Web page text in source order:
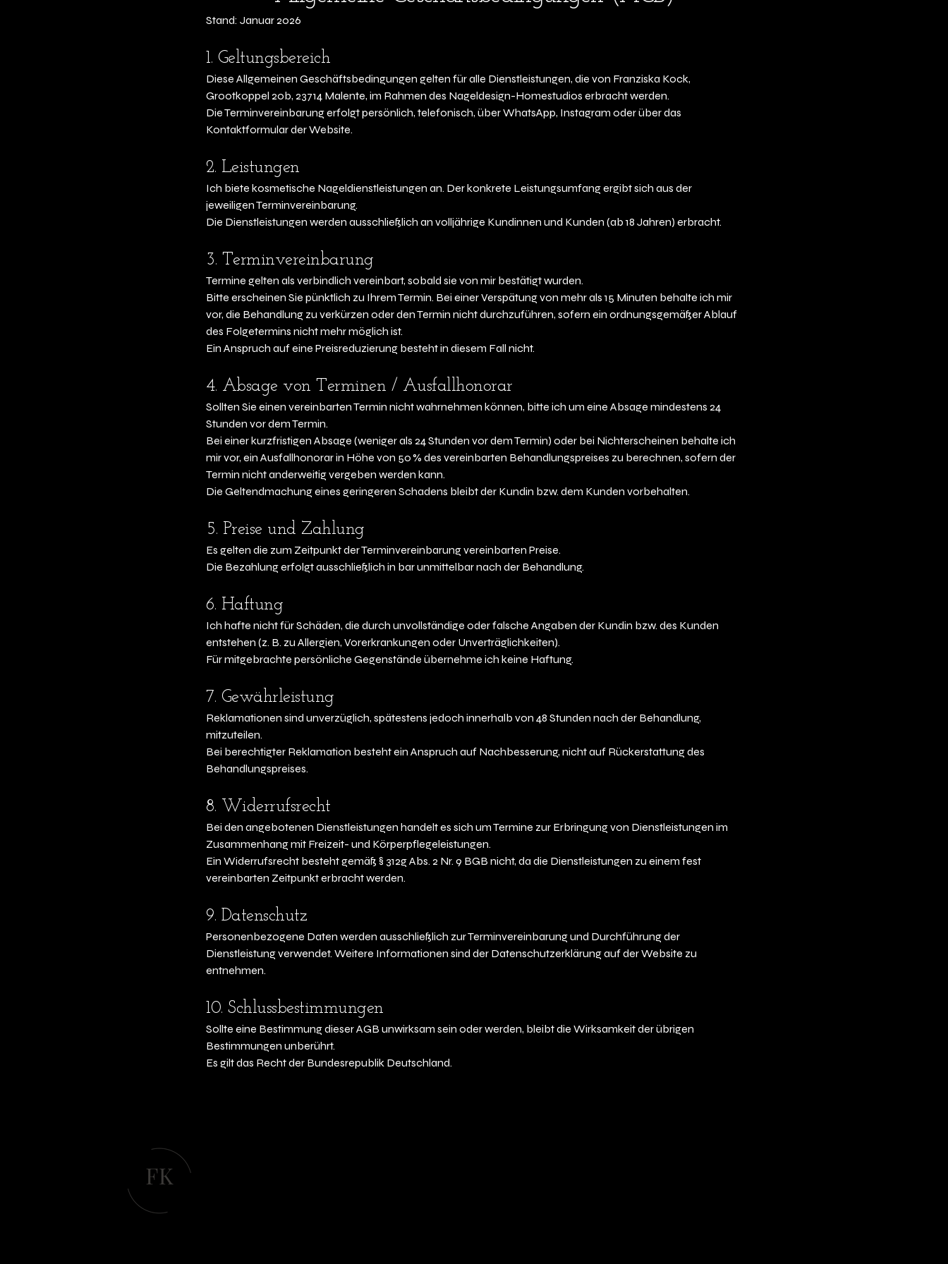
Stand: Januar 2026
1. Geltungsbereich
Diese Allgemeinen Geschäftsbedingungen gelten für alle Dienstleistungen, die von Franziska Kock,
Grootkoppel 20b, 23714 Malente, im Rahmen des Nageldesign-Homestudios erbracht werden.
Die Terminvereinbarung erfolgt persönlich, telefonisch, über WhatsApp, Instagram oder über das
Kontaktformular der Website.
2. Leistungen
Ich biete kosmetische Nageldienstleistungen an. Der konkrete Leistungsumfang ergibt sich aus der
jeweiligen Terminvereinbarung.
Die Dienstleistungen werden ausschließlich an volljährige Kundinnen und Kunden (ab 18 Jahren) erbracht.
3. Terminvereinbarung
Termine gelten als verbindlich vereinbart, sobald sie von mir bestätigt wurden.
Bitte erscheinen Sie pünktlich zu Ihrem Termin. Bei einer Verspätung von mehr als 15 Minuten behalte ich mir
vor, die Behandlung zu verkürzen oder den Termin nicht durchzuführen, sofern ein ordnungsgemäßer Ablauf
des Folgetermins nicht mehr möglich ist.
Ein Anspruch auf eine Preisreduzierung besteht in diesem Fall nicht.
4. Absage von Terminen / Ausfallhonorar
Sollten Sie einen vereinbarten Termin nicht wahrnehmen können, bitte ich um eine Absage mindestens 24
Stunden vor dem Termin.
Bei einer kurzfristigen Absage (weniger als 24 Stunden vor dem Termin) oder bei Nichterscheinen behalte ich
mir vor, ein Ausfallhonorar in Höhe von 50 % des vereinbarten Behandlungspreises zu berechnen, sofern der
Termin nicht anderweitig vergeben werden kann.
Die Geltendmachung eines geringeren Schadens bleibt der Kundin bzw. dem Kunden vorbehalten.
5. Preise und Zahlung
Es gelten die zum Zeitpunkt der Terminvereinbarung vereinbarten Preise.
Die Bezahlung erfolgt ausschließlich in bar unmittelbar nach der Behandlung.
6. Haftung
Ich hafte nicht für Schäden, die durch unvollständige oder falsche Angaben der Kundin bzw. des Kunden
entstehen (z. B. zu Allergien, Vorerkrankungen oder Unverträglichkeiten).
Für mitgebrachte persönliche Gegenstände übernehme ich keine Haftung.
7. Gewährleistung
Reklamationen sind unverzüglich, spätestens jedoch innerhalb von 48 Stunden nach der Behandlung,
mitzuteilen.
Bei berechtigter Reklamation besteht ein Anspruch auf Nachbesserung, nicht auf Rückerstattung des
Behandlungspreises.
8. Widerrufsrecht
Bei den angebotenen Dienstleistungen handelt es sich um Termine zur Erbringung von Dienstleistungen im
Zusammenhang mit Freizeit- und Körperpflegeleistungen.
Ein Widerrufsrecht besteht gemäß § 312g Abs. 2 Nr. 9 BGB nicht, da die Dienstleistungen zu einem fest
vereinbarten Zeitpunkt erbracht werden.
9. Datenschutz
Personenbezogene Daten werden ausschließlich zur Terminvereinbarung und Durchführung der
Dienstleistung verwendet. Weitere Informationen sind der Datenschutzerklärung auf der Website zu
entnehmen.
10. Schlussbestimmungen
Sollte eine Bestimmung dieser AGB unwirksam sein oder werden, bleibt die Wirksamkeit der übrigen
Bestimmungen unberührt.
Es gilt das Recht der Bundesrepublik Deutschland.